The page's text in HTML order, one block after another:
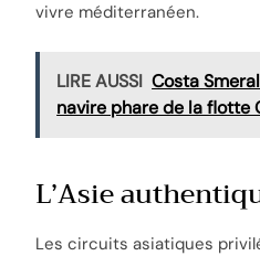
vivre méditerranéen.
LIRE AUSSI Costa
navire phare de la flotte
L’Asie
Les circuits asiatiques